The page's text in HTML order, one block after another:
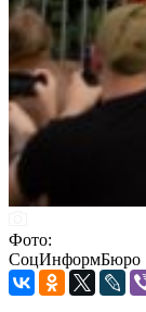
Фото:
СоцИнформБюро